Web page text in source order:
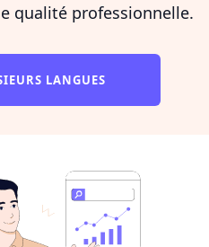
qualité professionnelle.
LANGUES